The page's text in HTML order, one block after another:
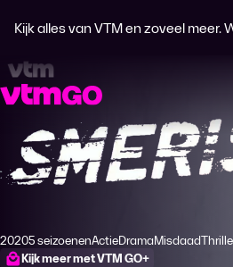
Kijk alles van VTM en zoveel meer.
Smeris
Productiejaar
20205 seizoenen
Genre
Actie
Genre
Drama
Genre
Misdaad
Genre
Leeftijdsclassificatie
Kijk meer met VTM GO+